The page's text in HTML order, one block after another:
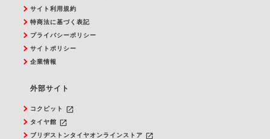
サイト利用規約
特商法に基づく表記
プライバシーポリシー
サイトポリシー
企業情報
外部サイト
コクピット launch
タイヤ館 launch
ブリヂストンタイヤオンラインストア launch